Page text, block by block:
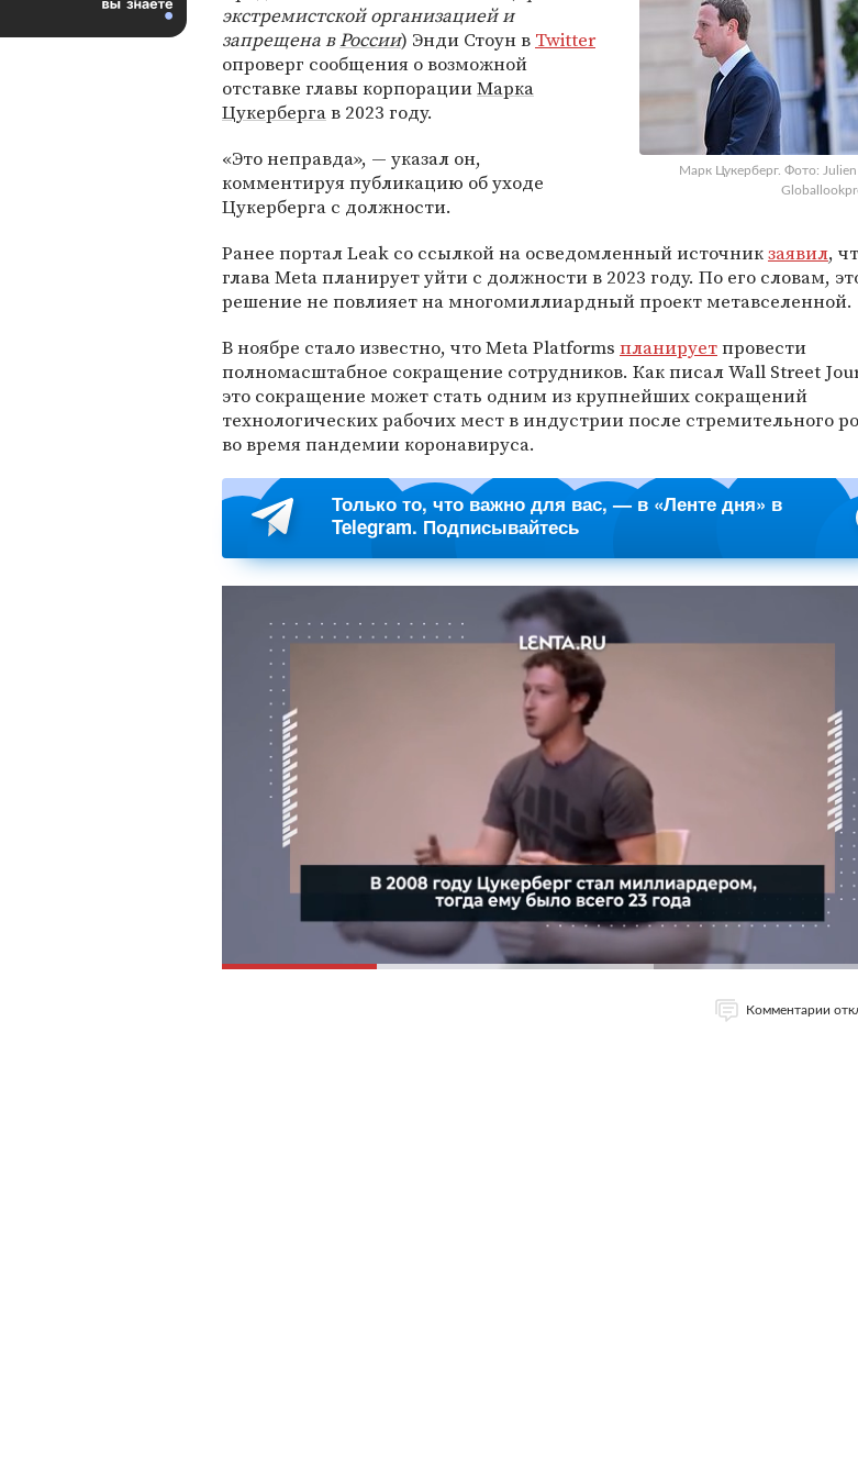
Марк Цукерберг. Фото:
экстремистской организацией и
запрещена вРоссии) Энди Стоун в Twitter
опроверг сообщения о возможной
отставке главы корпорацииМарка
Цукербергав 2023 году.
«Это неправда», — указал он,
комментируя публикацию об уходе
Цукерберга с должности.
Ранее портал Leak со ссылкой на осведомленный источникзаявил,
глава Meta планирует уйти с должности в 2023 году. По его словам,
решение не повлияет на многомиллиардный проект метавселенной.
В ноябре стало известно, что Meta Platforms планируетпровести
полномасштабное сокращение сотрудников. Как писал Wall Street
это сокращение может стать одним из крупнейших сокращений
технологических рабочих мест в индустрии после стремительного
во время пандемии коронавируса.
Только то, что важно для вас, — в «Ленте дня» в
Telegram. Подписывайтесь
Комментарии